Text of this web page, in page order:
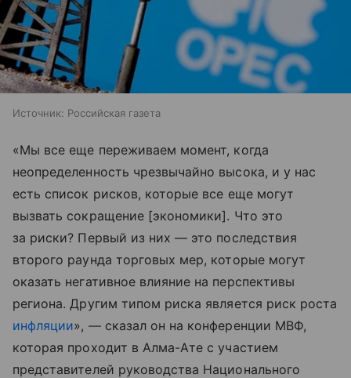
Источник: Российская газета
«Мы все еще переживаем момент, когда
неопределенность чрезвычайно высока, и у нас
есть список рисков, которые все еще могут
вызвать сокращение [экономики]. Что это
за риски? Первый из них — это последствия
второго раунда торговых мер, которые могут
оказать негативное влияние на перспективы
региона. Другим типом риска является риск роста
инфляции», — сказал он на конференции МВФ,
которая проходит в Алма-Ате с участием
представителей руководства Национального